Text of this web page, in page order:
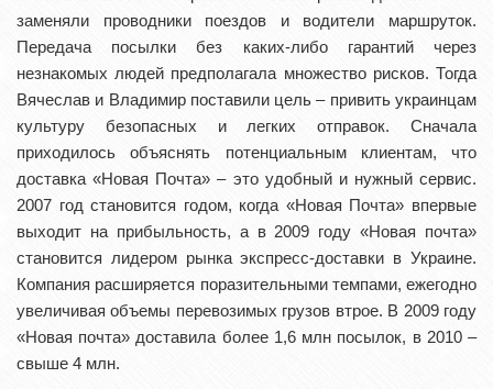
заменяли проводники поездов и водители маршруток.
Передача посылки без каких-либо гарантий через
незнакомых людей предполагала множество рисков. Тогда
Вячеслав и Владимир поставили цель – привить украинцам
культуру безопасных и легких отправок. Сначала
приходилось объяснять потенциальным клиентам, что
доставка «Новая Почта» – это удобный и нужный сервис.
2007 год становится годом, когда «Новая Почта» впервые
выходит на прибыльность, а в 2009 году «Новая почта»
становится лидером рынка экспресс-доставки в Украине.
Компания расширяется поразительными темпами, ежегодно
увеличивая объемы перевозимых грузов втрое. В 2009 году
«Новая почта» доставила более 1,6 млн посылок, в 2010 –
свыше 4 млн.